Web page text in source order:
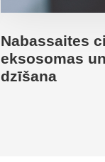
Nabassaites
eksosomas
dzīšana